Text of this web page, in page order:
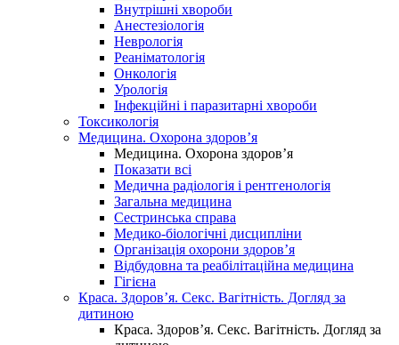
Внутрішні хвороби
Анестезіологія
Неврологія
Реаніматологія
Онкологія
Урологія
Інфекційні і паразитарні хвороби
Токсикологія
Медицина. Охорона здоров’я
Медицина. Охорона здоров’я
Показати всі
Медична радіологія і рентгенологія
Загальна медицина
Сестринська справа
Медико-біологічні дисципліни
Організація охорони здоров’я
Відбудовна та реабілітаційна медицина
Гігієна
Краса. Здоров’я. Секс. Вагітність. Догляд за
дитиною
Краса. Здоров’я. Секс. Вагітність. Догляд за